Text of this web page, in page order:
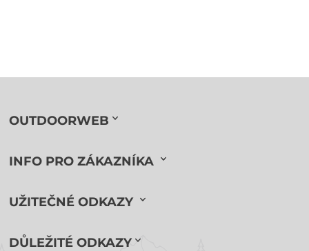
OUTDOORWEB
INFO PRO ZÁKAZNÍKA
UŽITEČNÉ ODKAZY
DŮLEŽITÉ ODKAZY